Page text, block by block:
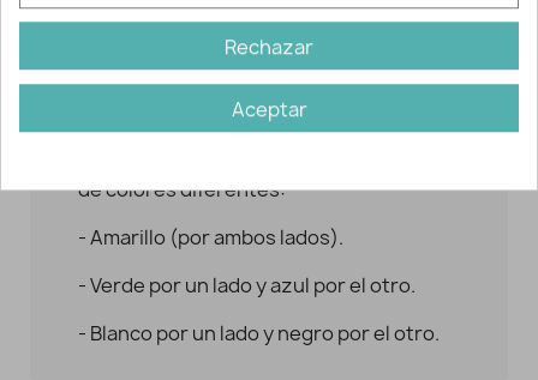
durante el proceso de confección y al
mismo tiempo robusta e indeformable.
Tiene un ancho de 2 cm. y un largo total
de colores diferentes:
- Amarillo (por ambos lados).
- Verde por un lado y azul por el otro.
- Blanco por un lado y negro por el otro.
Rechazar
Aceptar